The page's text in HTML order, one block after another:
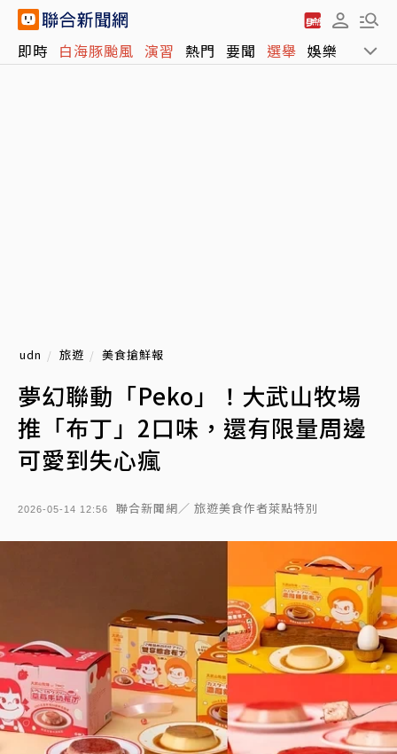
即時 白海豚颱風 演習 熱門 要聞 選舉 娛樂 運動
udn 旅遊 美食搶鮮報
夢幻聯動「Peko」！大武山牧場
推「布丁」2口味，還有限量周邊
可愛到失心瘋
2026-05-14 12:56 聯合新聞網／ 旅遊美食作者萊點特別